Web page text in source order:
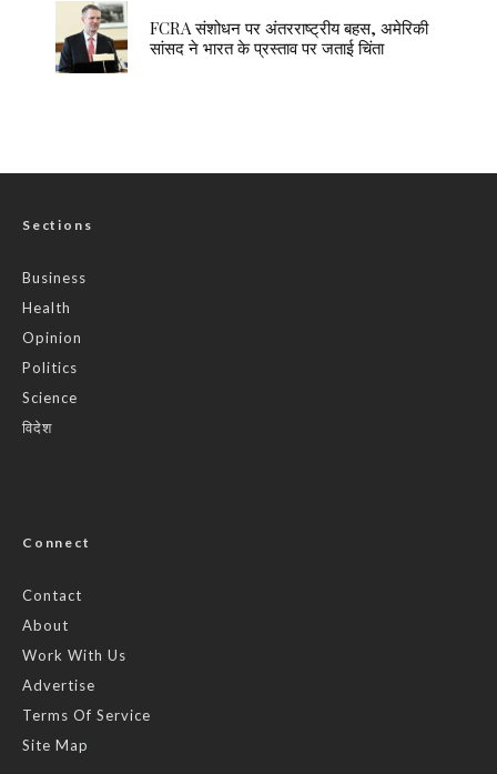
FCRA संशोधन पर अंतरराष्ट्रीय बहस, अमेरिकी
सांसद ने भारत के प्रस्ताव पर जताई चिंता
Sections
Business
Health
Opinion
Politics
Science
विदेश
Connect
Contact
About
Work With Us
Advertise
Terms Of Service
Site Map